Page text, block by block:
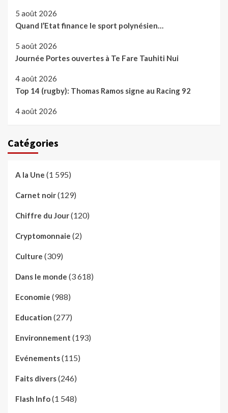
5 août 2026
Quand l’Etat finance le sport polynésien…
5 août 2026
Journée Portes ouvertes à Te Fare Tauhiti Nui
4 août 2026
Top 14 (rugby): Thomas Ramos signe au Racing 92
4 août 2026
Catégories
A la Une (1 595)
Carnet noir(129)
Chiffre du Jour(120)
Cryptomonnaie (2)
Culture (309)
Dans le monde (3 618)
Economie (988)
Education (277)
Environnement (193)
Evénements(115)
Faits divers(246)
Flash Info(1 548)